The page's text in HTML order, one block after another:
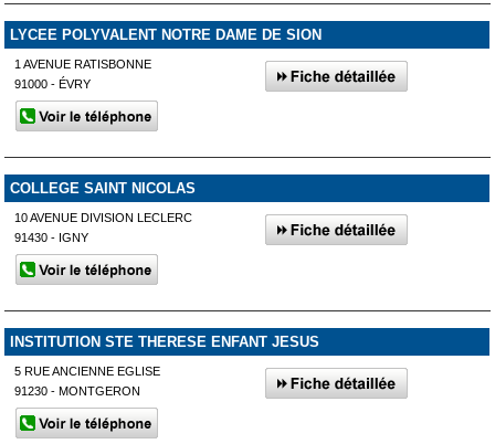
LYCEE POLYVALENT NOTRE DAME DE SION
1 AVENUE RATISBONNE
91000 - ÉVRY
COLLEGE SAINT NICOLAS
10 AVENUE DIVISION LECLERC
91430 - IGNY
INSTITUTION STE THERESE ENFANT JESUS
5 RUE ANCIENNE EGLISE
91230 - MONTGERON